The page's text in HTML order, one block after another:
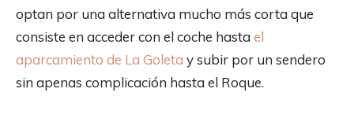
optan por una alternativa mucho más corta que
consiste en acceder con el coche hasta el
aparcamiento de La Goleta y subir por un sendero
sin apenas complicación hasta el Roque.